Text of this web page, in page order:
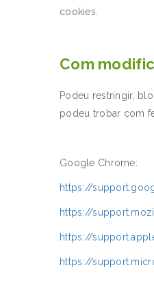
cookies.
Com
Podeu restringir,
podeu trobar com
Google Chrome:
https://
https://
https://
https://